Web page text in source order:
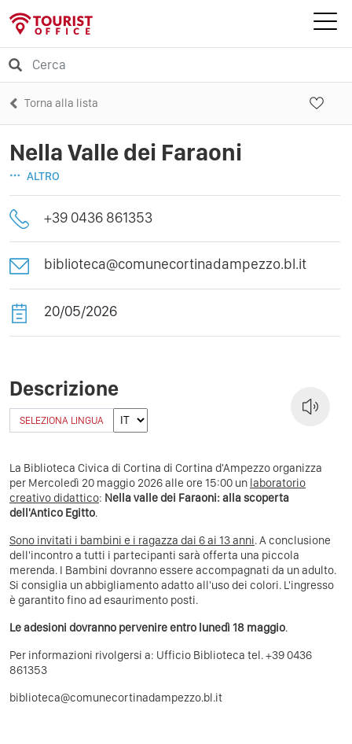
Torna alla lista
Nella Valle dei Faraoni
ALTRO
+39 0436 861353
biblioteca@comunecortinadampezzo.bl.it
20/05/2026
Descrizione
SELEZIONA LINGUA
La Biblioteca Civica di Cortina di Cortina d'Ampezzo organizza
per Mercoledì 20 maggio 2026 alle ore 15:00 un laboratorio
creativo didattico: Nella valle dei Faraoni: alla scoperta
dell'Antico Egitto.
Sono invitati i bambini e i ragazza dai 6 ai 13 anni. A conclusione
dell'incontro a tutti i partecipanti sarà offerta una piccola
merenda. I Bambini dovranno essere accompagnati da un adulto.
Si consiglia un abbigliamento adatto all'uso dei colori. L'ingresso
è garantito fino ad esaurimento posti.
Le adesioni dovranno pervenire entro lunedì 18 maggio.
Per informazioni rivolgersi a: Ufficio Biblioteca tel. +39 0436
861353
biblioteca@comunecortinadampezzo.bl.it